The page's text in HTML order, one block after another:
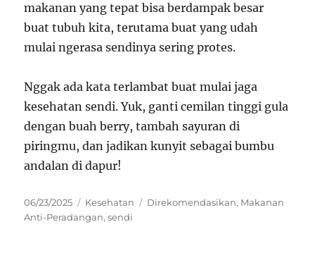
makanan yang tepat bisa berdampak besar
buat tubuh kita, terutama buat yang udah
mulai ngerasa sendinya sering protes.
Nggak ada kata terlambat buat mulai jaga
kesehatan sendi. Yuk, ganti cemilan tinggi gula
dengan buah berry, tambah sayuran di
piringmu, dan jadikan kunyit sebagai bumbu
andalan di dapur!
Posted
on
06/23/2025 Categories
Kesehatan Tags
Direkomendasikan, Makanan
Anti-Peradangan,sendi